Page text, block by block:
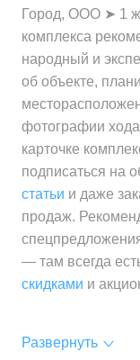
Город, ООО ➤ 1
комплекса
народный и
об объекте,
фотографии хода
карточке
подписаться на
статьи и даже
продаж.
— там всегда
скидками и
Развернуть